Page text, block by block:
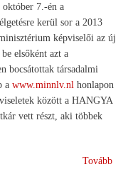
október 7.-én a
kerül sor a 2013
képviselői az új
elsőként azt a
bocsátottak társadalmi
a www.minnlv.nl honlapon
között a HANGYA
vett részt, aki többek
Tovább